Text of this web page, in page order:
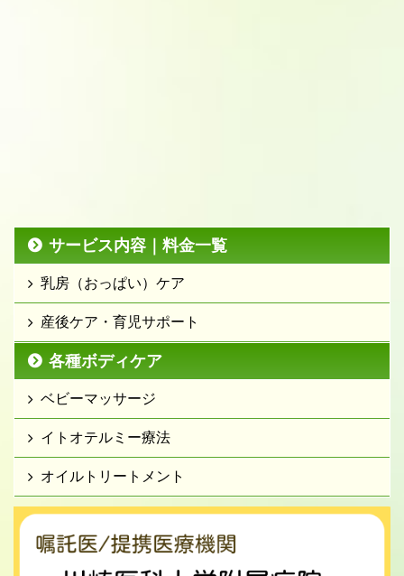
サービス内容｜料金一覧
乳房（おっぱい）ケア
産後ケア・育児サポート
各種ボディケア
ベビーマッサージ
イトオテルミー療法
オイルトリートメント